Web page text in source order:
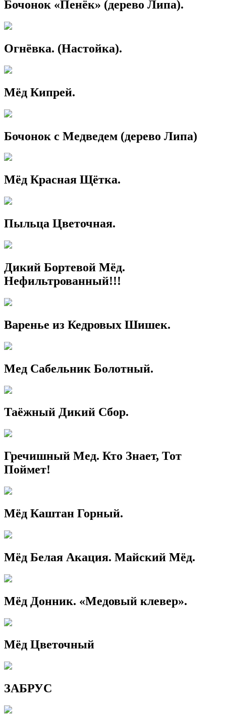
Бочонок «Пенёк» (дерево Липа).
Огнёвка. (Настойка).
Мёд Кипрей.
Бочонок с Медведем (дерево Липа)
Мёд Красная Щётка.
Пыльца Цветочная.
Дикий Бортевой Мёд.
Нефильтрованный!!!
Варенье из Кедровых Шишек.
Мед Сабельник Болотный.
Таёжный Дикий Сбор.
Гречишный Мед. Кто Знает, Тот
Поймет!
Мёд Каштан Горный.
Мёд Белая Акация. Майский Мёд.
Мёд Донник. «Медовый клевер».
Мёд Цветочный
ЗАБРУС